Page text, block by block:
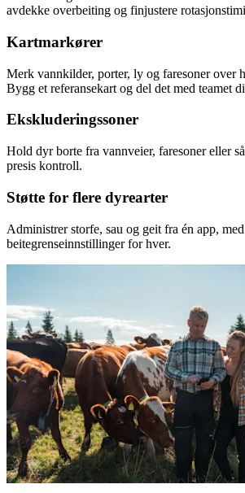
avdekke overbeiting og finjustere
Kartmarkører
Merk vannkilder, porter, ly og faresoner over
Bygg et referansekart og del det med teamet
Ekskluderingssoner
Hold dyr borte fra vannveier, faresoner eller
presis kontroll.
Støtte for flere dyrearter
Administrer storfe, sau og geit fra én app,
beitegrenseinnstillinger for hver.